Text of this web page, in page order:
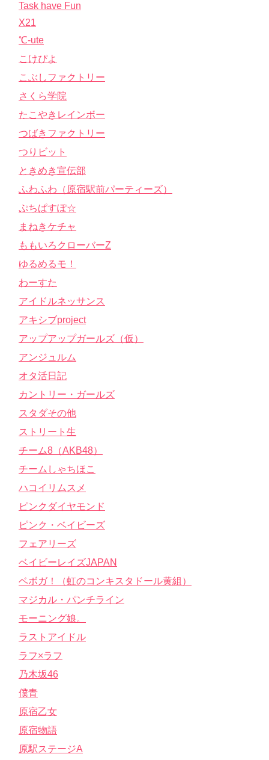
Task have Fun
X21
℃-ute
こけぴよ
こぶしファクトリー
さくら学院
たこやきレインボー
つばきファクトリー
つりビット
ときめき宣伝部
ふわふわ（原宿駅前パーティーズ）
ぷちぱすぽ☆
まねきケチャ
ももいろクローバーZ
ゆるめるモ！
わーすた
アイドルネッサンス
アキシブproject
アップアップガールズ（仮）
アンジュルム
オタ活日記
カントリー・ガールズ
スタダその他
ストリート生
チーム8（AKB48）
チームしゃちほこ
ハコイリムスメ
ピンクダイヤモンド
ピンク・ベイビーズ
フェアリーズ
ベイビーレイズJAPAN
ベボガ！（虹のコンキスタドール黄組）
マジカル・パンチライン
モーニング娘。
ラストアイドル
ラフ×ラフ
乃木坂46
僕青
原宿乙女
原宿物語
原駅ステージA